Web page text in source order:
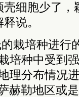
细胞少了
说。
栽培种进行
培种中受到
理分布情况
赫勒地区或